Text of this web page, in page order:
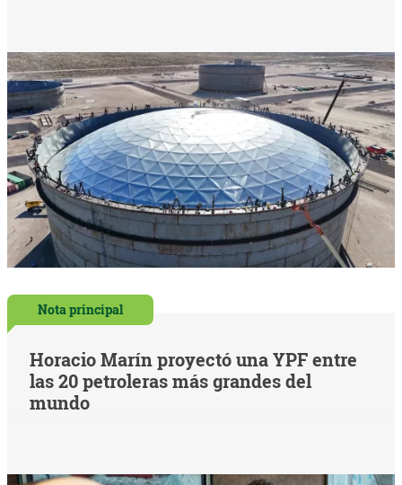
Nota principal
Horacio Marín proyectó una YPF entre
las 20 petroleras más grandes del
mundo